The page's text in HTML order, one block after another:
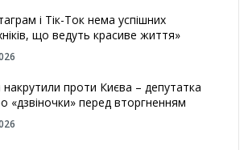
і Тік-Ток нема успішних
що ведуть красиве життя»
проти Києва – депутатка
«дзвіночки» перед вторгненням